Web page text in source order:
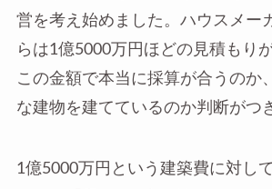
営を考え始めました。ハウスメー
らは1億5000万円ほどの見積もり
この金額で本当に採算が合うのか
な建物を建てているのか判断がつ
1億5000万円という建築費に対して